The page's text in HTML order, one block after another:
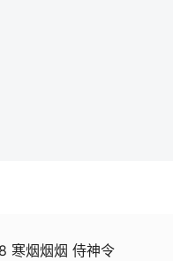
寒烟烟烟 侍神令